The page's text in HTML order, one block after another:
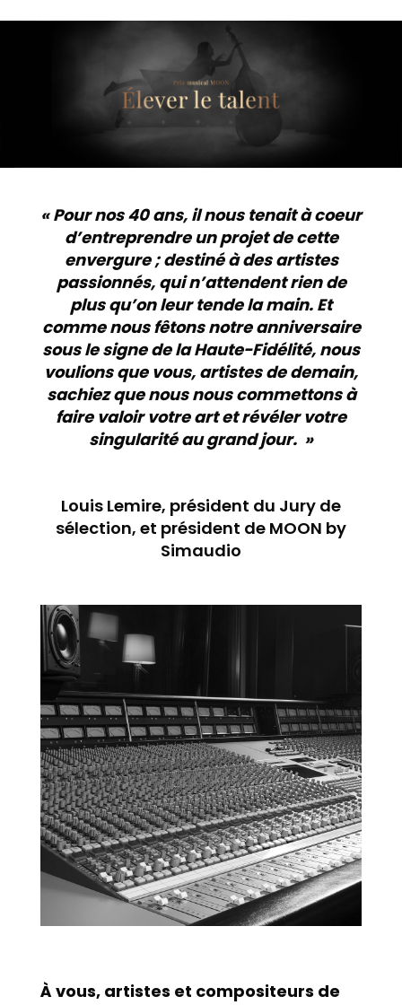
«Pour nos 40 ans, il nous tenait à coeur
d’entreprendre un projet de cette
envergure ; destiné à des artistes
passionnés, qui n’attendent rien de
plus qu’on leur tende la main. Et
comme nous fêtons notre anniversaire
sous le signe de la Haute-Fidélité, nous
voulions que vous, artistes de demain,
sachiez que nous nous commettons à
faire valoir votre art et révéler votre
singularité au grand jour. »
Louis Lemire, président du Jury de
sélection, et président de MOON by
Simaudio
À vous, artistes et compositeurs de